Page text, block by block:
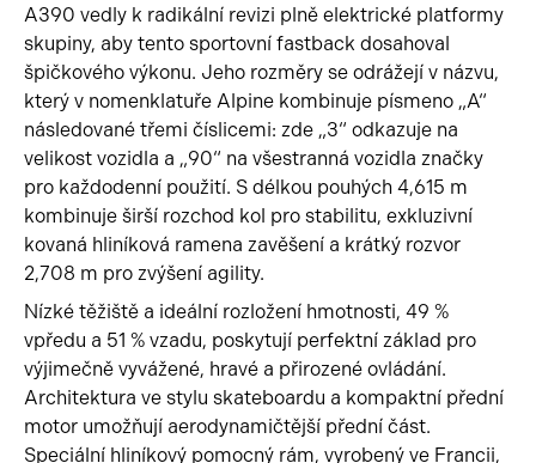
A390 vedly k radikální revizi plně elektrické platformy
skupiny, aby tento sportovní fastback dosahoval
špičkového výkonu. Jeho rozměry se odrážejí v názvu,
který v nomenklatuře Alpine kombinuje písmeno „A“
následované třemi číslicemi: zde „3“ odkazuje na
velikost vozidla a „90“ na všestranná vozidla značky
pro každodenní použití. S délkou pouhých 4,615 m
kombinuje širší rozchod kol pro stabilitu, exkluzivní
kovaná hliníková ramena zavěšení a krátký rozvor
2,708 m pro zvýšení agility.
Nízké těžiště a ideální rozložení hmotnosti, 49 %
vpředu a 51 % vzadu, poskytují perfektní základ pro
výjimečně vyvážené, hravé a přirozené ovládání.
Architektura ve stylu skateboardu a kompaktní přední
motor umožňují aerodynamičtější přední část.
Speciální hliníkový pomocný rám, vyrobený ve Francii,